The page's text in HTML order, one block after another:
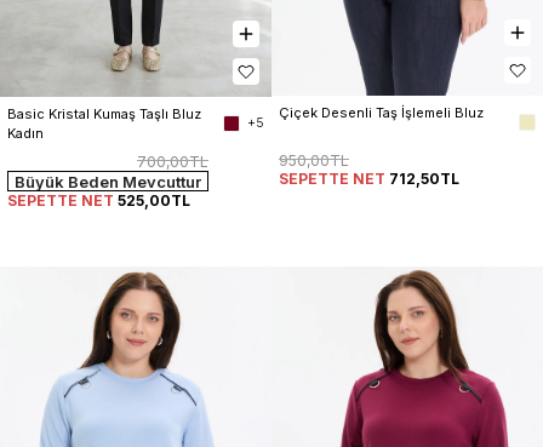
Basic Kristal Kumaş Taşlı Bluz
Kadın
+5
700,00TL
Büyük Beden Mevcuttur
SEPETTE NET 525,00TL
Çiçek Desenli Taş İşlemeli Bluz
950,00TL
SEPETTE NET 712,50TL